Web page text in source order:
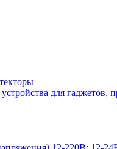
для гаджетов,